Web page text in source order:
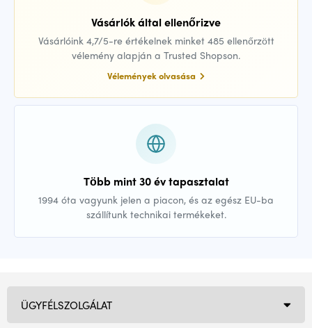
Vásárlók által ellenőrizve
Vásárlóink 4,7/5-re értékelnek minket 485 ellenőrzött
vélemény alapján a Trusted Shopson.
Vélemények olvasása
Több mint 30 év tapasztalat
1994 óta vagyunk jelen a piacon, és az egész EU-ba
szállítunk technikai termékeket.
ÜGYFÉLSZOLGÁLAT